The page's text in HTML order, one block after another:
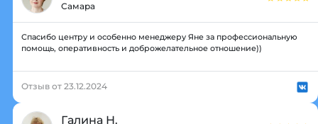
Самара
Спасибо центру и особенно менеджеру Яне за профессиональную
помощь, оперативность и доброжелательное отношение))
Отзыв от 23.12.2024
Галина Н.